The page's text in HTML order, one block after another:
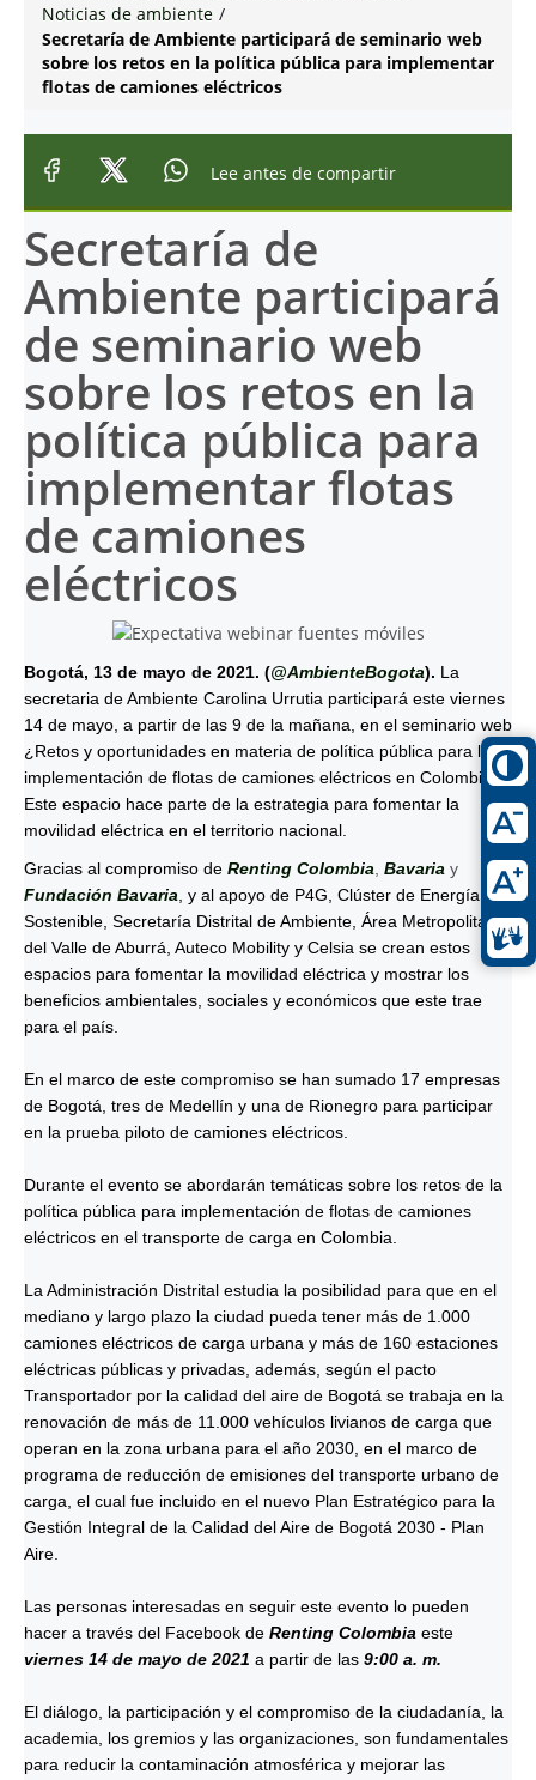
Noticias de ambiente /
Secretaría de Ambiente participará de seminario web
sobre los retos en la política pública para implementar
flotas de camiones eléctricos
Lee antes de compartir
Secretaría de
Ambiente participará
de seminario web
sobre los retos en la
política pública para
implementar flotas
de camiones
eléctricos
Bogotá, 13 de mayo de 2021. (@AmbienteBogota). La
secretaria de Ambiente Carolina Urrutia participará este viernes
14 de mayo, a partir de las 9 de la mañana, en el seminario web
¿Retos y oportunidades en materia de política pública para la
implementación de flotas de camiones eléctricos en Colombia¿.
Este espacio hace parte de la estrategia para fomentar la
movilidad eléctrica en el territorio nacional.
Gracias al compromiso de Renting Colombia, Bavaria y
Fundación Bavaria, y al apoyo de P4G, Clúster de Energía
Sostenible, Secretaría Distrital de Ambiente, Área Metropolitana
del Valle de Aburrá, Auteco Mobility y Celsia se crean estos
espacios para fomentar la movilidad eléctrica y mostrar los
beneficios ambientales, sociales y económicos que este trae
para el país.
En el marco de este compromiso se han sumado 17 empresas
de Bogotá, tres de Medellín y una de Rionegro para participar
en la prueba piloto de camiones eléctricos.
Durante el evento se abordarán temáticas sobre los retos de la
política pública para implementación de flotas de camiones
eléctricos en el transporte de carga en Colombia.
La Administración Distrital estudia la posibilidad para que en el
mediano y largo plazo la ciudad pueda tener más de 1.000
camiones eléctricos de carga urbana y más de 160 estaciones
eléctricas públicas y privadas, además, según el pacto
Transportador por la calidad del aire de Bogotá se trabaja en la
renovación de más de 11.000 vehículos livianos de carga que
operan en la zona urbana para el año 2030, en el marco de
programa de reducción de emisiones del transporte urbano de
carga, el cual fue incluido en el nuevo Plan Estratégico para la
Gestión Integral de la Calidad del Aire de Bogotá 2030 - Plan
Aire.
Las personas interesadas en seguir este evento lo pueden
hacer a través del Facebook de Renting Colombia este
viernes 14 de mayo de 2021 a partir de las 9:00 a. m.
El diálogo, la participación y el compromiso de la ciudadanía, la
academia, los gremios y las organizaciones, son fundamentales
para reducir la contaminación atmosférica y mejorar las